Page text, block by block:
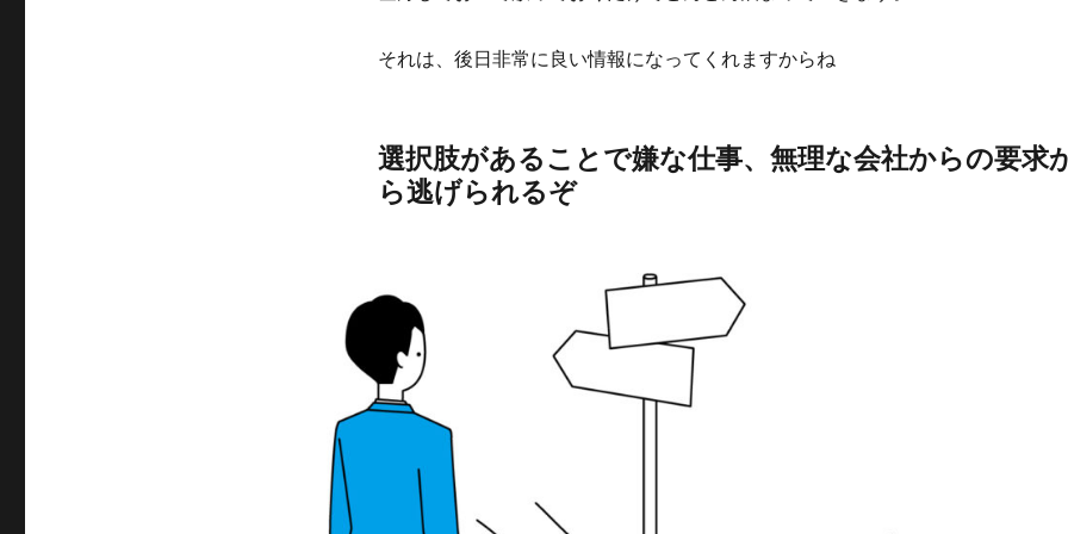
それは、後日非常に良い情報になってくれますからね
選択肢があることで嫌な仕事、無理な会社からの要求
ら逃げられるぞ